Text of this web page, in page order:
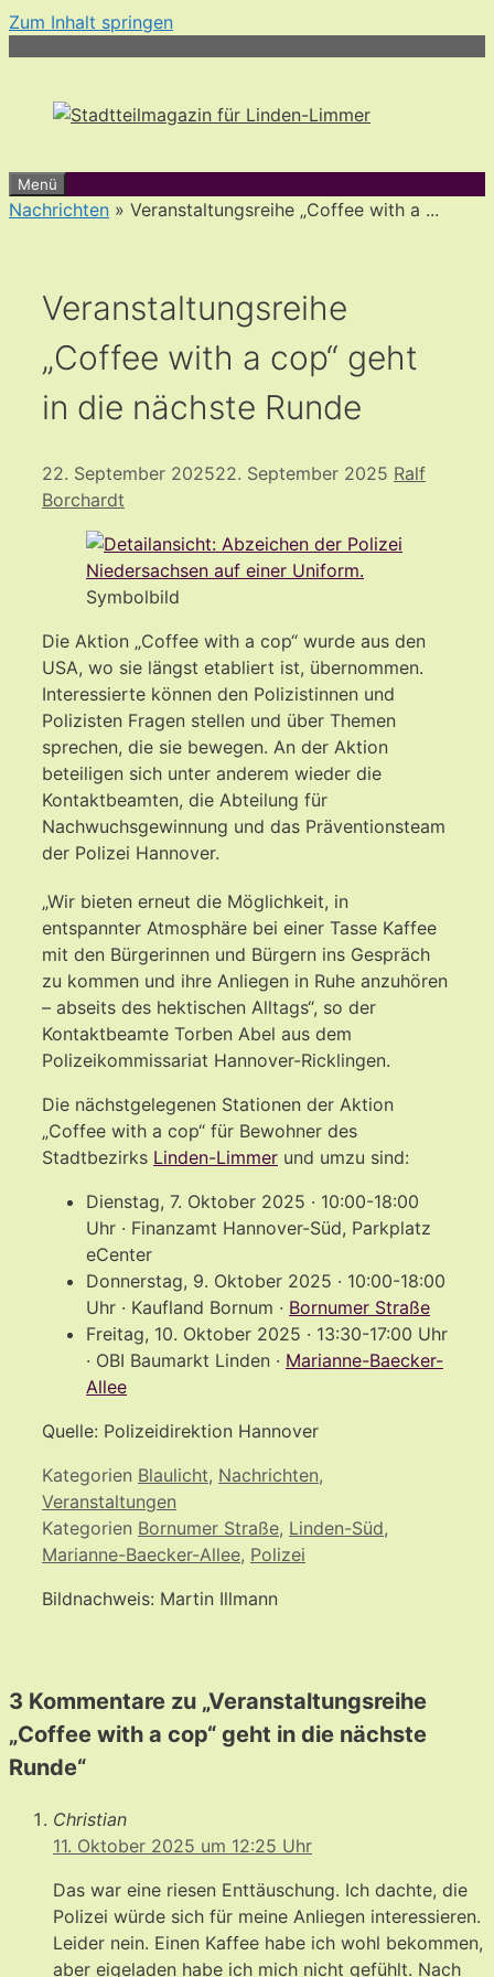
Zum Inhalt springen
Menü
Nachrichten » Veranstaltungsreihe „Coffee with a ...
Veranstaltungsreihe
„Coffee with a cop“ geht
in die nächste Runde
22. September 202522. September 2025 Ralf
Borchardt
Symbolbild
Die Aktion „Coffee with a cop“ wurde aus den
USA, wo sie längst etabliert ist, übernommen.
Interessierte können den Polizistinnen und
Polizisten Fragen stellen und über Themen
sprechen, die sie bewegen. An der Aktion
beteiligen sich unter anderem wieder die
Kontaktbeamten, die Abteilung für
Nachwuchsgewinnung und das Präventionsteam
der Polizei Hannover.
„Wir bieten erneut die Möglichkeit, in
entspannter Atmosphäre bei einer Tasse Kaffee
mit den Bürgerinnen und Bürgern ins Gespräch
zu kommen und ihre Anliegen in Ruhe anzuhören
– abseits des hektischen Alltags“, so der
Kontaktbeamte Torben Abel aus dem
Polizeikommissariat Hannover-Ricklingen.
Die nächstgelegenen Stationen der Aktion
„Coffee with a cop“ für Bewohner des
Stadtbezirks Linden-Limmer und umzu sind:
Dienstag, 7. Oktober 2025 · 10:00-18:00
Uhr · Finanzamt Hannover-Süd, Parkplatz
eCenter
Donnerstag, 9. Oktober 2025 · 10:00-18:00
Uhr · Kaufland Bornum · Bornumer Straße
Freitag, 10. Oktober 2025 · 13:30-17:00 Uhr
· OBI Baumarkt Linden · Marianne-Baecker-
Allee
Quelle: Polizeidirektion Hannover
Kategorien Blaulicht, Nachrichten,
Veranstaltungen
Kategorien Bornumer Straße, Linden-Süd,
Marianne-Baecker-Allee, Polizei
Bildnachweis: Martin Illmann
3 Kommentare zu „Veranstaltungsreihe
„Coffee with a cop“ geht in die nächste
Runde“
Christian
11. Oktober 2025 um 12:25 Uhr
Das war eine riesen Enttäuschung. Ich dachte, die
Polizei würde sich für meine Anliegen interessieren.
Leider nein. Einen Kaffee habe ich wohl bekommen,
aber eigeladen habe ich mich nicht gefühlt. Nach